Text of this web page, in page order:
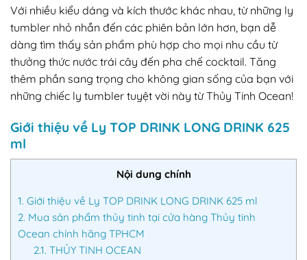
Với nhiều kiểu dáng và kích thước khác nhau, từ những ly
tumbler nhỏ nhắn đến các phiên bản lớn hơn, bạn dễ
dàng tìm thấy sản phẩm phù hợp cho mọi nhu cầu từ
thưởng thức nước trái cây đến pha chế cocktail. Tăng
thêm phần sang trọng cho không gian sống của bạn với
những chiếc ly tumbler tuyệt vời này từ Thủy Tinh Ocean!
Giới thiệu về Ly TOP DRINK LONG DRINK 625
ml
Nội dung chính
1. Giới thiệu về Ly TOP DRINK LONG DRINK 625 ml
2. Mua sản phẩm thủy tinh tại cửa hàng Thủy tinh
Ocean chính hãng TPHCM
2.1. THỦY TINH OCEAN